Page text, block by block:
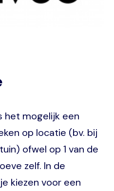
het mogelijk een
op locatie (bv. bij
ofwel op 1 van de
zelf. In de
kiezen voor een